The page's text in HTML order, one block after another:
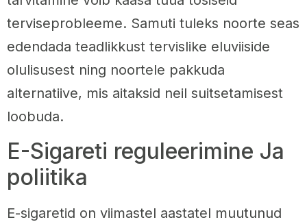
terviseprobleeme. Samuti tuleks noorte seas
edendada teadlikkust tervislike eluviiside
olulisusest ning noortele pakkuda
alternatiive, mis aitaksid neil suitsetamisest
loobuda.
E-Sigareti reguleerimine Ja
poliitika
E-sigaretid on viimastel aastatel muutunud